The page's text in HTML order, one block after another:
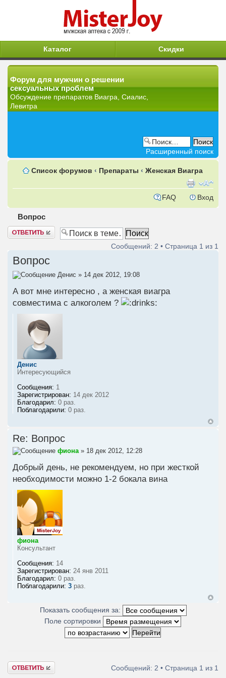
Каталог Скидки
Форум для мужчин о решении
сексуальных проблем
Обсуждение препаратов Виагра, Сиалис,
Левитра
Расширенный поиск
Список форумов ‹ Препараты ‹ Женская Виагра
FAQ Вход
Вопрос
Ответить
Сообщений: 2 • Страница 1 из 1
Вопрос
Денис » 14 дек 2012, 19:08
А вот мне интересно , а женская виагра
совместима с алкоголем ?
Денис
Интересующийся
Сообщения: 1
Зарегистрирован: 14 дек 2012
Благодарил: 0 раз.
Поблагодарили: 0 раз.
Re: Вопрос
фиона» 18 дек 2012, 12:28
Добрый день, не рекомендуем, но при жесткой
необходимости можно 1-2 бокала вина
фиона
Консультант
Сообщения: 14
Зарегистрирован: 24 янв 2011
Благодарил: 0 раз.
Поблагодарили: 3 раз.
Показать сообщения за:
Поле сортировки
Ответить Сообщений: 2 • Страница 1 из 1